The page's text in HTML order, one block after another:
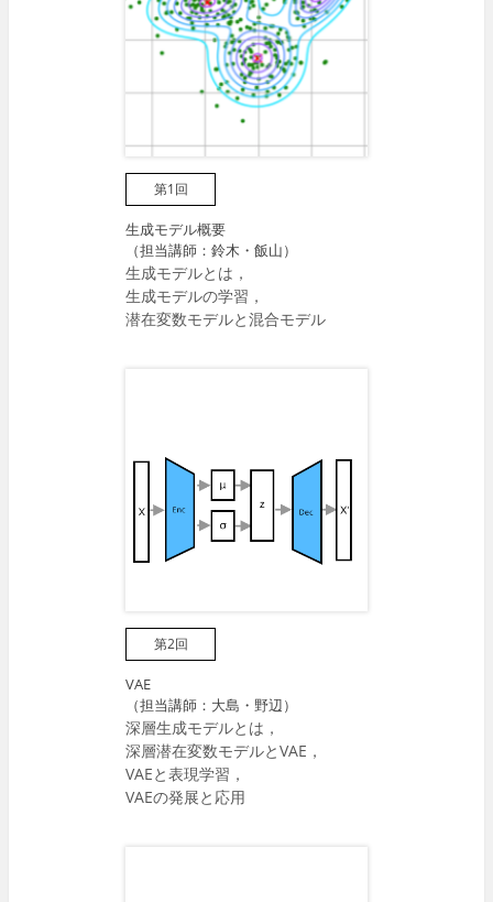
第1回
生成モデル概要
（担当講師：鈴木・飯山）
生成モデルとは，
生成モデルの学習，
潜在変数モデルと混合モデル
第2回
VAE
（担当講師：大島・野辺）
深層生成モデルとは，
深層潜在変数モデルとVAE，
VAEと表現学習，
VAEの発展と応用